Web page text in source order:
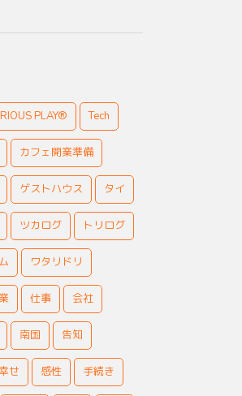
PLAY® Tech
カフェ開業準備
ゲストハウス タイ
ツカログ トリログ
ワタリドリ
仕事 会社
南国 告知
幸せ 感性 手続き